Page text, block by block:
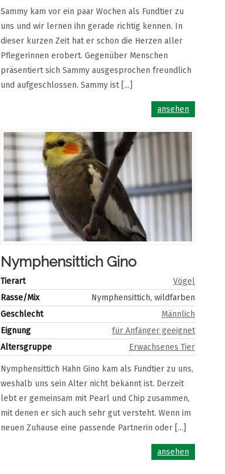
Sammy kam vor ein paar Wochen als Fundtier zu
uns und wir lernen ihn gerade richtig kennen. In
dieser kurzen Zeit hat er schon die Herzen aller
Pflegerinnen erobert. Gegenüber Menschen
präsentiert sich Sammy ausgesprochen freundlich
und aufgeschlossen. Sammy ist [...]
ansehen
Nymphensittich Gino
Tierart
Vögel
Rasse/Mix
Nymphensittich, wildfarben
Geschlecht
Männlich
Eignung
für Anfänger geeignet
Altersgruppe
Erwachsenes Tier
Nymphensittich Hahn Gino kam als Fundtier zu uns,
weshalb uns sein Alter nicht bekannt ist. Derzeit
lebt er gemeinsam mit Pearl und Chip zusammen,
mit denen er sich auch sehr gut versteht. Wenn im
neuen Zuhause eine passende Partnerin oder [...]
ansehen